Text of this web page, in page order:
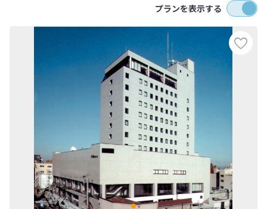
プランを表示する